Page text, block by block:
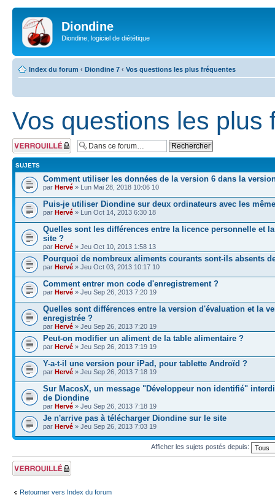
Diondine
Diondine, logiciel de diététique
Index du forum ‹ Diondine 7 ‹ Vos questions les plus fréquentes
Vos questions les plus
Forum verrouillé
SUJETS
Comment utiliser les données de la version 6 dans la
par Hervé » Lun Mai 28, 2018 10:06 10
Puis-je utiliser Diondine sur deux ordinateurs avec les
par Hervé » Lun Oct 14, 2013 6:30 18
Quelles sont les différences entre la licence personnelle et
site ?
par Hervé » Jeu Oct 10, 2013 1:58 13
Pourquoi de nombreux aliments courants sont-ils absents
par Hervé » Jeu Oct 03, 2013 10:17 10
Comment entrer mon code d'enregistrement ?
par Hervé » Jeu Sep 26, 2013 7:20 19
Quelles sont différences entre la version d'évaluation et la
enregistrée ?
par Hervé » Jeu Sep 26, 2013 7:20 19
Peut-on modifier un aliment de la table alimentaire ?
par Hervé » Jeu Sep 26, 2013 7:19 19
Y-a-t-il une version pour iPad, pour tablette Androïd ?
par Hervé » Jeu Sep 26, 2013 7:18 19
Sur MacosX, un message "Développeur non identifié"
de Diondine
par Hervé » Jeu Sep 26, 2013 7:18 19
Je n'arrive pas à télécharger Diondine sur le site
par Hervé » Jeu Sep 26, 2013 7:03 19
Afficher les sujets postés depuis:
Forum verrouillé
Retourner vers Index du forum